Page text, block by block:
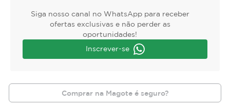
Siga nosso canal no WhatsApp para receber
ofertas exclusivas e não perder as
oportunidades!
Inscrever-se
Comprar na Magote é seguro?